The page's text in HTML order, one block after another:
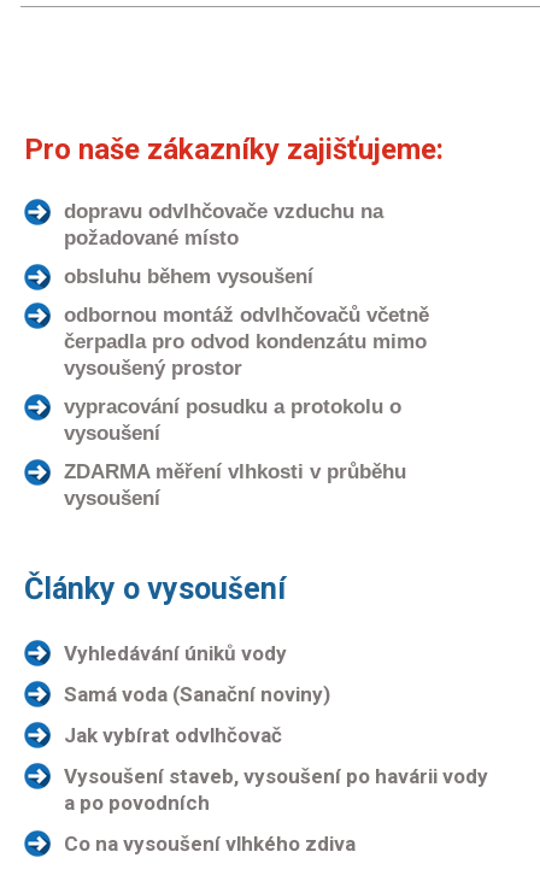
Pro naše zákazníky zajišťujeme:
dopravu odvlhčovače vzduchu na
požadované místo
obsluhu během vysoušení
odbornou montáž odvlhčovačů včetně
čerpadla pro odvod kondenzátu mimo
vysoušený prostor
vypracování posudku a protokolu o
vysoušení
ZDARMA měření vlhkosti v průběhu
vysoušení
Články o vysoušení
Vyhledávání úniků vody
Samá voda (Sanační noviny)
Jak vybírat odvlhčovač
Vysoušení staveb, vysoušení po havárii vody
a po povodních
Co na vysoušení vlhkého zdiva